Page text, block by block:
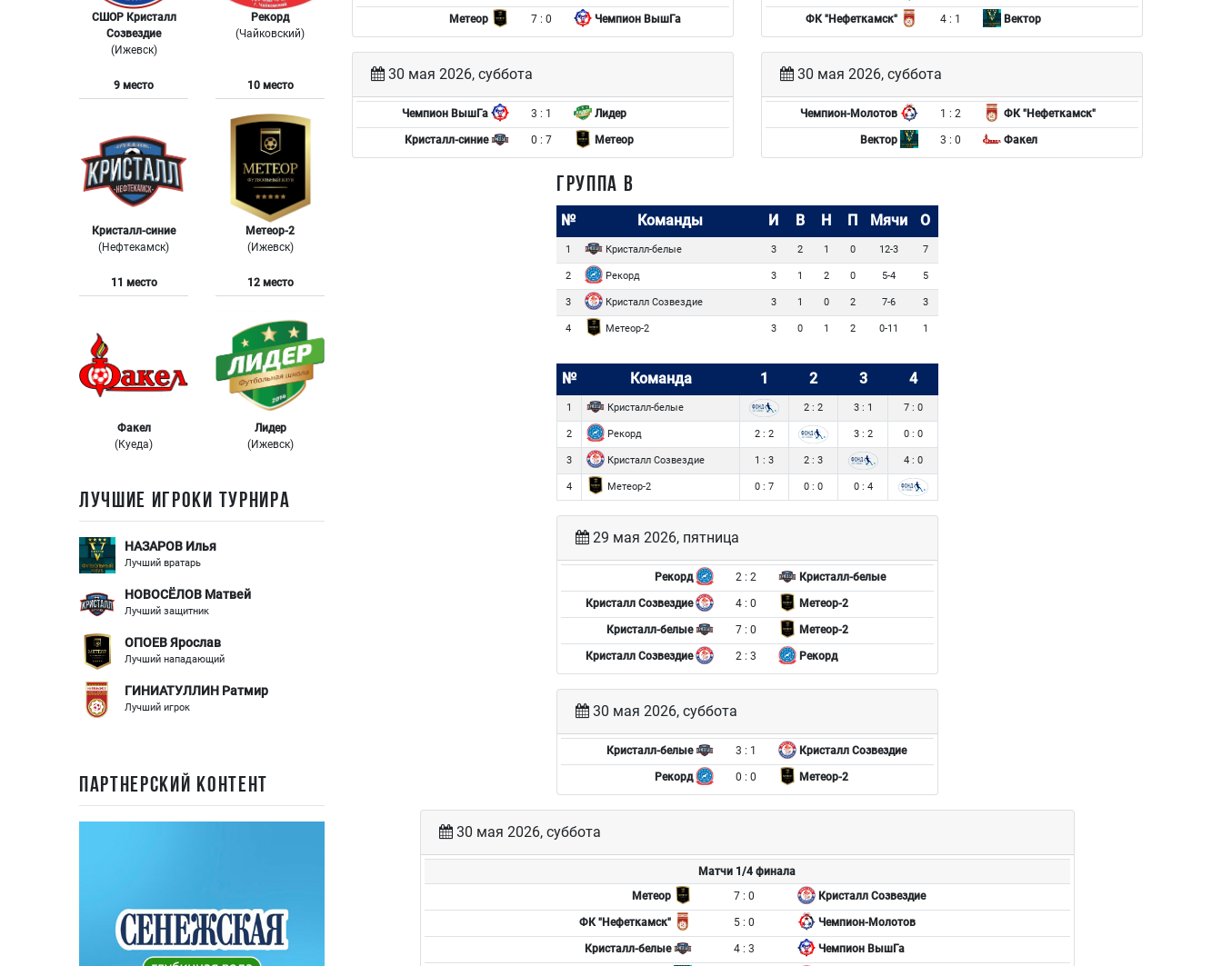
СШОР Кристалл
Созвездие
(Ижевск)
Рекорд
(Чайковский)
9 место
Кристалл-синие
(Нефтекамск)
10 место
Метеор-2
(Ижевск)
11 место
Факел
(Куеда)
12 место
Лидер
(Ижевск)
ЛУЧШИЕ ИГРОКИ ТУРНИРА
НАЗАРОВ Илья
Лучший вратарь
НОВОСЁЛОВ Матвей
Лучший защитник
ОПОЕВ Ярослав
Лучший нападающий
ГИНИАТУЛЛИН Ратмир
Лучший игрок
ПАРТНЕРСКИЙ КОНТЕНТ
Метеор 7 : 0 Чемпион ВышГа
30 мая 2026, суббота
Чемпион ВышГа 3 : 1 Лидер
Кристалл-синие 0 : 7 Метеор
ФК "Нефеткамск" 4 : 1 Вектор
30 мая 2026, суббота
Чемпион-Молотов 1 : 2 ФК "Нефеткамск"
Вектор 3 : 0 Факел
ГРУППА В
№ Команды И В Н П Мячи О
1 Кристалл-белые 3 2 1 0 12-3 7
2 Рекорд 3 1 2 0 5-4 5
3 Кристалл Созвездие 3 1 0 2 7-6 3
4 Метеор-2 3 0 1 2 0-11 1
№ Команда 1 2 3 4
1 Кристалл-белые 2 : 2 3 : 1 7 : 0
2 Рекорд 2 : 2 3 : 2 0 : 0
3 Кристалл Созвездие 1 : 3 2 : 3 4 : 0
4 Метеор-2 0 : 7 0 : 0 0 : 4
29 мая 2026, пятница
Рекорд 2 : 2 Кристалл-белые
Кристалл Созвездие 4 : 0 Метеор-2
Кристалл-белые 7 : 0 Метеор-2
Кристалл Созвездие 2 : 3 Рекорд
30 мая 2026, суббота
Кристалл-белые 3 : 1 Кристалл Созвездие
Рекорд 0 : 0 Метеор-2
30 мая 2026, суббота
Матчи 1/4 финала
Метеор
7 : 0 Кристалл Созвездие
ФК "Нефеткамск" 5 : 0 Чемпион-Молотов
Кристалл-белые 4 : 3 Чемпион ВышГа